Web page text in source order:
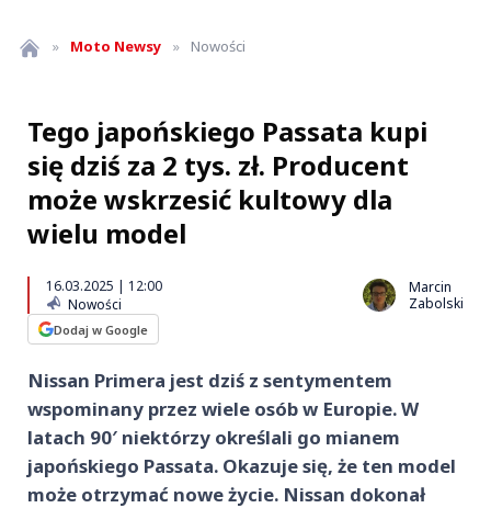
» Moto Newsy » Nowości
Tego japońskiego Passata kupi
się dziś za 2 tys. zł. Producent
może wskrzesić kultowy dla
wielu model
16.03.2025 | 12:00
Nowości
Dodaj w Google
Marcin
Zabolski
Nissan Primera jest dziś z sentymentem
wspominany przez wiele osób w Europie. W
latach 90′ niektórzy określali go mianem
japońskiego Passata. Okazuje się, że ten model
może otrzymać nowe życie. Nissan dokonał